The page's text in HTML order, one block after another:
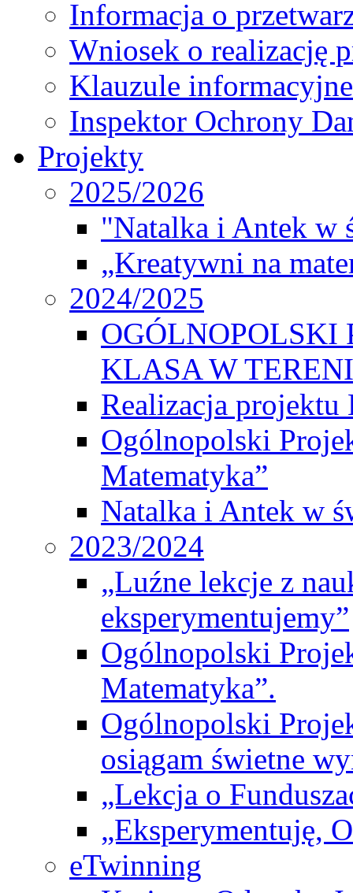
Informacja o
Wniosek o realizację
Klauzule informacyjne
Inspektor Ochrony
Projekty
2025/2026
"Natalka i Antek w
„Kreatywni na
2024/2025
OGÓLNOPOLSKI
KLASA W
Realizacja
Ogólnopolski
Matematyka”
Natalka i Antek w
2023/2024
„Luźne lekcje z
eksperymentujemy”
Ogólnopolski
Matematyka”.
Ogólnopolski
osiągam świetne
„Lekcja o
„Eksperymentuję,
eTwinning